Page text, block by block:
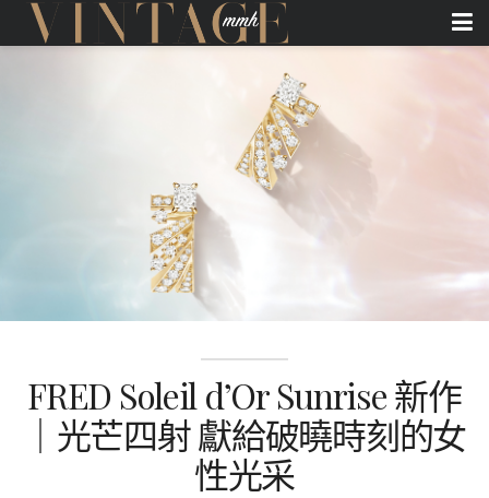
FRED Soleil d’Or Sunrise 新作
｜光芒四射 獻給破曉時刻的女
性光采